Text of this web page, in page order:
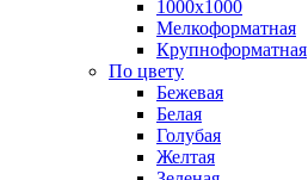
1000х1000
Мелкоформатная
Крупноформатная
По цвету
Бежевая
Белая
Голубая
Желтая